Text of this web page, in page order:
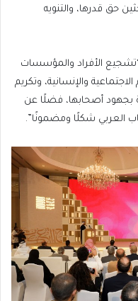
حق قدرها، والتنويه
الأفراد والمؤسسات
والإنسانية، وتكريم
بجهود أصحابها، فضلًا عن
العربي شكلًا ومضمونًا”.